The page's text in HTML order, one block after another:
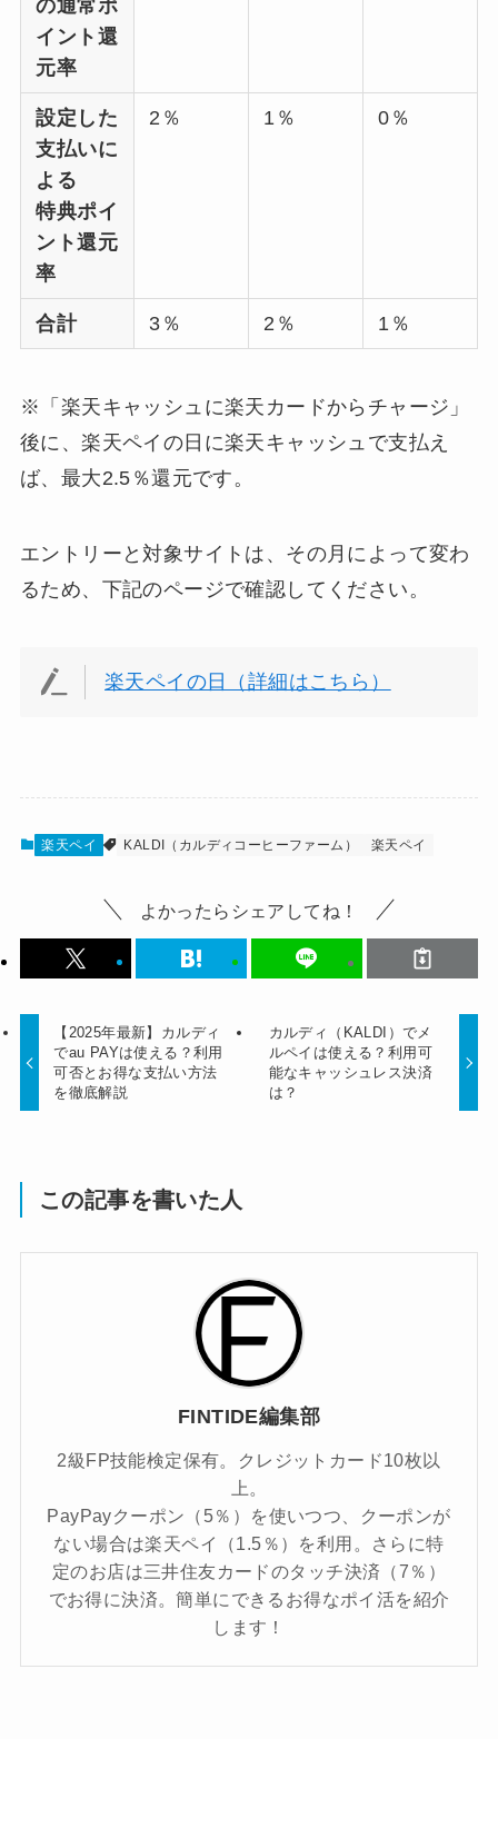
の通常ポ
イント還
元率
設定した
支払いに
よる
特典ポイ
ント還元
率
2％ 1％ 0％
合計 3％ 2％ 1％
※「楽天キャッシュに楽天カードからチャージ」
後に、楽天ペイの日に楽天キャッシュで支払え
ば、最大2.5％還元です。
エントリーと対象サイトは、その月によって変わ
るため、下記のページで確認してください。
楽天ペイの日（詳細はこちら）
楽天ペイ KALDI（カルディコーヒーファーム） 楽天ペイ
よかったらシェアしてね！
【2025年最新】カルディ
でau PAYは使える？利用
可否とお得な支払い方法
を徹底解説
カルディ（KALDI）でメ
ルペイは使える？利用可
能なキャッシュレス決済
は？
この記事を書いた人
FINTIDE編集部
2級FP技能検定保有。クレジットカード10枚以
上。
PayPayクーポン（5％）を使いつつ、クーポンが
ない場合は楽天ペイ（1.5％）を利用。さらに特
定のお店は三井住友カードのタッチ決済（7％）
でお得に決済。簡単にできるお得なポイ活を紹介
します！